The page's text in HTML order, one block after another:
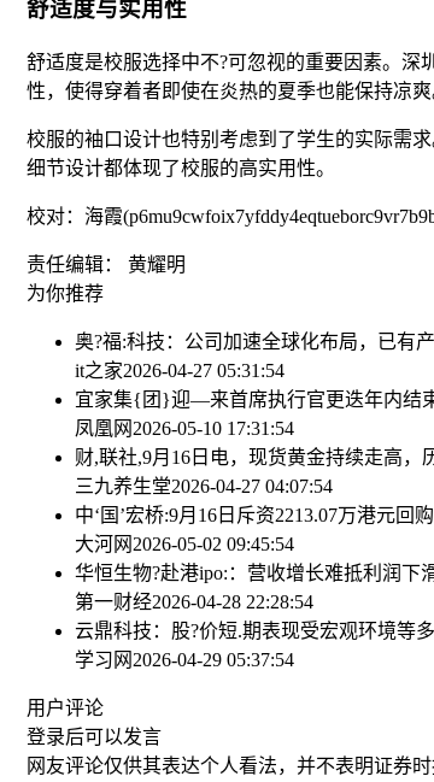
舒适度与实用性
舒适度是校服选择中不?可忽视的重要因素。深
性，使得穿着者即使在炎热的夏季也能保持凉
校服的袖口设计也特别考虑到了学生的实际需
细节设计都体现了校服的高实用性。
校对：海霞
责任编辑： 黄耀明
为你推荐
奥?福:科技：公司加速全球化布局，已有
it之家2026-04-27 05:31:54
宜家集{团}迎—来首席执行官更迭年内结
凤凰网 2026-05-10 17:31:54
财,联社,9月16日电，现货黄金持续走高，
三九养生堂2026-04-27 04:07:54
中‘国’宏桥:9月16日斥资2213.07万港元回
大河网 2026-05-02 09:45:54
华恒生物?赴港ipo:：营收增长难抵利润下
第一财经2026-04-28 22:28:54
云鼎科技：股?价短.期表现受宏观环境等
学习网 2026-04-29 05:37:54
用户评论
登录后可以发言
网友评论仅供其表达个人看法，并不表明证券